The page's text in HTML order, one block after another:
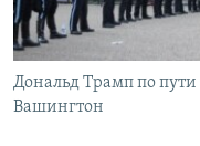
Дональд Трамп по
Вашингтон